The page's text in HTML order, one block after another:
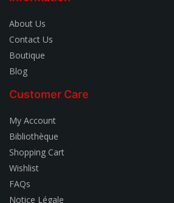
About Us
Contact Us
Boutique
Blog
Customer Care
My Account
Bibliothèque
Shopping Cart
Wishlist
FAQs
Notice Légale